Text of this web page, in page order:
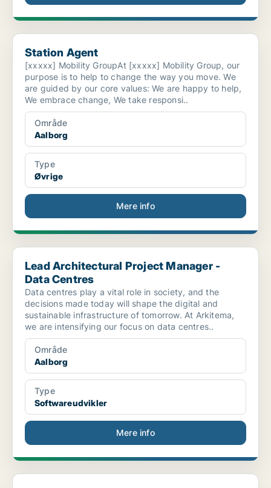
Station Agent
Station Agent
[xxxxx] Mobility GroupAt [xxxxx] Mobility Group, our
purpose is to help to change the way you move. We
are guided by our core values: We are happy to help,
We embrace change, We take responsi..
Område
Aalborg
Type
Øvrige
Mere info
Lead Architectural Project Manager - Data Centres
Lead Architectural Project Manager -
Data Centres
Data centres play a vital role in society, and the
decisions made today will shape the digital and
sustainable infrastructure of tomorrow. At Arkitema,
we are intensifying our focus on data centres..
Område
Aalborg
Type
Softwareudvikler
Mere info
Køkkenpersonale søges i Aarhus og omegn